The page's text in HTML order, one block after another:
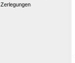
Zerlegungen